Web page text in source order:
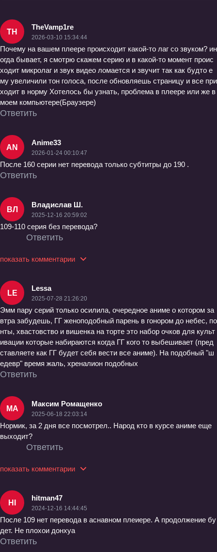
TH
TheVamp1re
2026-03-10 15:34:44
Почему на вашем плеере происходит какой-то лаг со звуком? ин
огда бывает, я смотрю скажем серию и в какой-то момент проис
ходит микролаг и звук видео ломается и звучит так как будто е
му увеличили тон голоса, после обновляешь страницу и все при
ходит в норму Хотелось бы узнать, проблема в плеере или же в
моем компьютере(Браузере)
Ответить
AN
Anime33
2026-01-24 00:10:47
После 160 серии нет перевода только субтитры до 190 .
Ответить
ВЛ
Владислав Ш.
2025-12-16 20:59:02
109-110 серия без перевода?
Ответить
показать комментарии
LE
Lessa
2025-07-28 21:26:20
Эмм пару серий только осилила, очередное аниме о котором за
втра забудешь, ГГ женоподобный парень в гонором до небес, по
нты, хвастовство и вишенка на торте это набор очков для культ
ивации которые набираются когда ГГ кого то выбешивает (пред
ставляете как ГГ будет себя вести все аниме). На подобный "ш
едевр" время жаль, хреналион подобных
Ответить
МА
Максим Ромащенко
2025-06-18 22:03:14
Нормик, за 2 дня все посмотрел.. Народ кто в курсе аниме еще
выходит?
Ответить
показать комментарии
HI
hitman47
2024-12-16 14:44:45
После 109 нет перевода в аснавном плеиере. А продолжение бу
дет. Не плохои донхуа
Ответить